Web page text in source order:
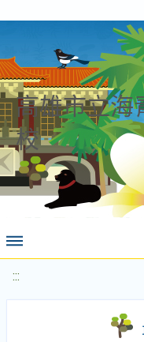
高雄市立海
校
:::